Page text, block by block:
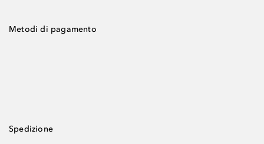
Metodi di pagamento
Spedizione